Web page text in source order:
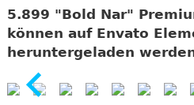
5.899 "Bold Nar"
können auf Envato
heruntergeladen